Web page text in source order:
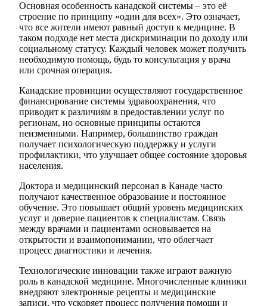
Основная особенность канадской системы – это её
строение по принципу «один для всех». Это означает,
что все жители имеют равный доступ к медицине. В
таком подходе нет места дискриминации по доходу или
социальному статусу. Каждый человек может получить
необходимую помощь, будь то консультация у врача
или срочная операция.
Канадские провинции осуществляют государственное
финансирование системы здравоохранения, что
приводит к различиям в предоставлении услуг по
регионам, но основные принципы остаются
неизменными. Например, большинство граждан
получает психологическую поддержку и услуги
профилактики, что улучшает общее состояние здоровья
населения.
Доктора и медицинский персонал в Канаде часто
получают качественное образование и постоянное
обучение. Это повышает общий уровень медицинских
услуг и доверие пациентов к специалистам. Связь
между врачами и пациентами основывается на
открытости и взаимопонимании, что облегчает
процесс диагностики и лечения.
Технологические инновации также играют важную
роль в канадской медицине. Многочисленные клиники
внедряют электронные рецепты и медицинские
записи, что ускоряет процесс получения помощи и